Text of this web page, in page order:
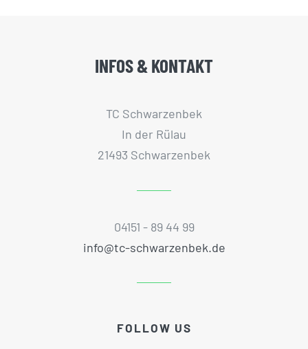
INFOS & KONTAKT
TC Schwarzenbek
In der Rülau
21493 Schwarzenbek
04151 - 89 44 99
info@tc-schwarzenbek.de
FOLLOW US